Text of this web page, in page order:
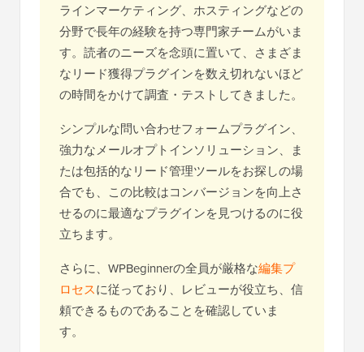
ラインマーケティング、ホスティングなどの
分野で長年の経験を持つ専門家チームがいま
す。読者のニーズを念頭に置いて、さまざま
なリード獲得プラグインを数え切れないほど
の時間をかけて調査・テストしてきました。
シンプルな問い合わせフォームプラグイン、
強力なメールオプトインソリューション、ま
たは包括的なリード管理ツールをお探しの場
合でも、この比較はコンバージョンを向上さ
せるのに最適なプラグインを見つけるのに役
立ちます。
さらに、WPBeginnerの全員が厳格な編集プ
ロセスに従っており、レビューが役立ち、信
頼できるものであることを確認していま
す。